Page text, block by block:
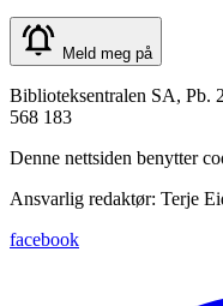
Meld meg på
Biblioteksentralen SA, Pb.
568 183
Denne nettsiden benytter
Ansvarlig redaktør: Terje
facebook